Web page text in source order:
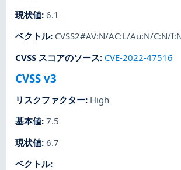
現状値:6.1
ベクトル: CVSS2#AV:N/AC:L/Au:N/C:N/
CVSS スコアのソース: CVE-2022-47516
CVSS v3
リスクファクター: High
基本値:7.5
現状値:6.7
ベクトル: